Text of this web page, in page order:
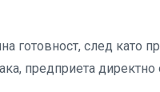
готовност, след като
предприета директно